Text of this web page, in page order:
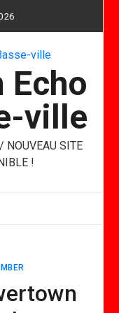
Echo
ville
NOUVEAU SITE
!